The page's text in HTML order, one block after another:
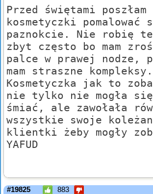
Przed świętami poszłam
kosmetyczki pomalować
paznokcie. Nie robię
zbyt często bo mam
palce w prawej nodze,
mam straszne kompleksy.
Kosmetyczka jak to
nie tylko nie mogła
śmiać, ale zawołała
wszystkie swoje
klientki żeby mogły
YAFUD
#19825 883